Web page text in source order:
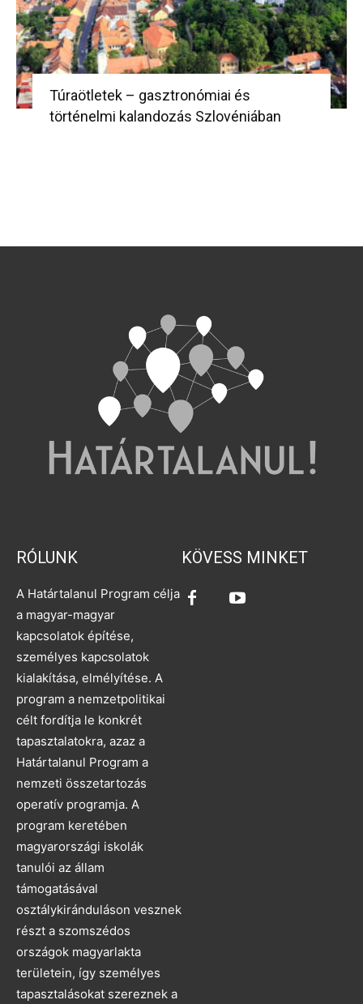
Túraötletek – gasztronómiai és
történelmi kalandozás Szlovéniában
RÓLUNK
A Határtalanul Program célja
a magyar-magyar
kapcsolatok építése,
személyes kapcsolatok
kialakítása, elmélyítése. A
program a nemzetpolitikai
célt fordítja le konkrét
tapasztalatokra, azaz a
Határtalanul Program a
nemzeti összetartozás
operatív programja. A
program keretében
magyarországi iskolák
tanulói az állam
támogatásával
osztálykiránduláson vesznek
részt a szomszédos
országok magyarlakta
területein, így személyes
tapasztalásokat szereznek a
KÖVESS MINKET